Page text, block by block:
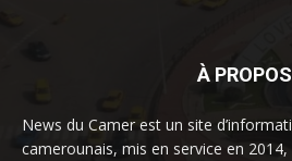
À PROPOS
News du Camer est un site
camerounais, mis en service en